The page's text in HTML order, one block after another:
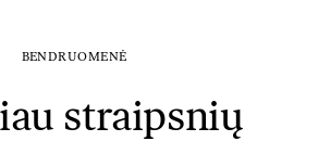
BENDRUOMENĖ
straipsnių